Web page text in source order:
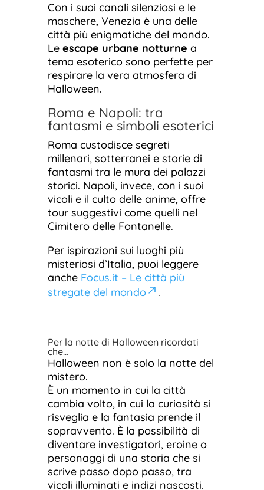
Con i suoi canali silenziosi e le
maschere, Venezia è una delle
città più enigmatiche del mondo.
Le escape urbane notturne a
tema esoterico sono perfette per
respirare la vera atmosfera di
Halloween.
Roma e Napoli: tra
fantasmi e simboli esoterici
Roma custodisce segreti
millenari, sotterranei e storie di
fantasmi tra le mura dei palazzi
storici. Napoli, invece, con i suoi
vicoli e il culto delle anime, offre
tour suggestivi come quelli nel
Cimitero delle Fontanelle.
Per ispirazioni sui luoghi più
misteriosi d’Italia, puoi leggere
anche Focus.it – Le città più
stregate del mondo
.
Per la notte di Halloween ricordati
che…
Halloween non è solo la notte del
mistero.
È un momento in cui la città
cambia volto, in cui la curiosità si
risveglia e la fantasia prende il
sopravvento. È la possibilità di
diventare investigatori, eroine o
personaggi di una storia che si
scrive passo dopo passo, tra
vicoli illuminati e indizi nascosti.